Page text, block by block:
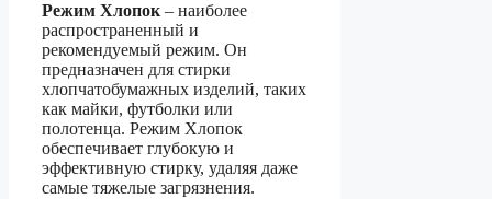
Режим Хлопок – наиболее
распространенный и
рекомендуемый режим. Он
предназначен для стирки
хлопчатобумажных изделий, таких
как майки, футболки или
полотенца. Режим Хлопок
обеспечивает глубокую и
эффективную стирку, удаляя даже
самые тяжелые загрязнения.